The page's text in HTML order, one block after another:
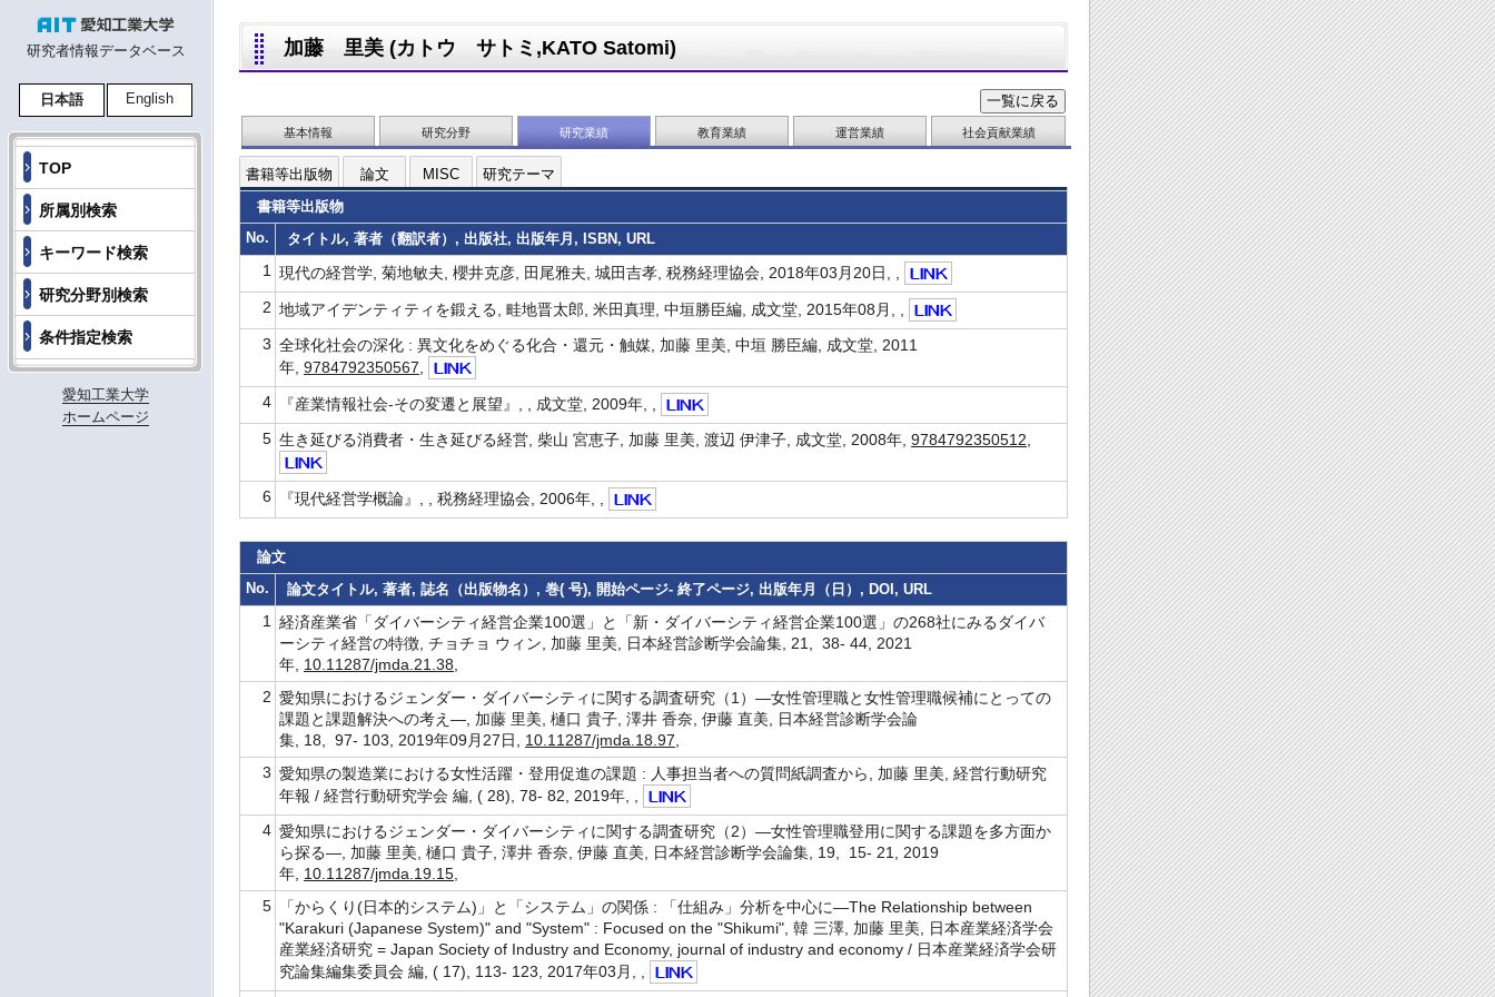
研究者情報データベース
日本語 English
TOP
所属別検索
キーワード検索
研究分野別検索
条件指定検索
愛知工業大学
ホームページ
加藤 里美 (カトウ サトミ,KATO Satomi)
基本情報 研究分野 研究業績 教育業績 運営業績 社会貢献業績
書籍等出版物 論文 MISC
研究テーマ
書籍等出版物
No.
タイトル, 著者（翻訳者）, 出版社, 出版年月, ISBN, URL
1
現代の経営学, 菊地敏夫, 櫻井克彦, 田尾雅夫, 城田吉孝, 税務経理協会, 2018年03月20日, ,
2 地域アイデンティティを鍛える, 畦地晋太郎, 米田真理, 中垣勝臣編, 成文堂, 2015年08月, ,
3 全球化社会の深化 : 異文化をめぐる化合・還元・触媒, 加藤 里美, 中垣 勝臣編, 成文堂, 2011
年, 9784792350567
4
『産業情報社会-その変遷と展望』, , 成文堂, 2009年, ,
5 生き延びる消費者・生き延びる経営, 柴山 宮恵子, 加藤 里美, 渡辺 伊津子, 成文堂, 2008年, 9784792350512
6 『現代経営学概論』, , 税務経理協会, 2006年, ,
論文
No.
論文タイトル, 著者, 誌名（出版物名）, 巻( 号), 開始ページ- 終了ページ, 出版年月（日）, DOI, URL
1
経済産業省「ダイバーシティ経営企業100選」と「新・ダイバーシティ経営企業100選」の268社にみるダイバ
ーシティ経営の特徴, チョチョ ウィン, 加藤 里美, 日本経営診断学会論集, 21, 38- 44, 2021
年, 10.11287/jmda.21.38
2 愛知県におけるジェンダー・ダイバーシティに関する調査研究（1）―女性管理職と女性管理職候補にとっての
課題と課題解決への考え―, 加藤 里美, 樋口 貴子, 澤井 香奈, 伊藤 直美, 日本経営診断学会論
集, 18, 97- 103, 2019年09月27日, 10.11287/jmda.18.97
3 愛知県の製造業における女性活躍・登用促進の課題 : 人事担当者への質問紙調査から, 加藤 里美, 経営行動研究
年報 / 経営行動研究学会 編, ( 28), 78- 82, 2019年, ,
4 愛知県におけるジェンダー・ダイバーシティに関する調査研究（2）―女性管理職登用に関する課題を多方面か
ら探る―, 加藤 里美, 樋口 貴子, 澤井 香奈, 伊藤 直美, 日本経営診断学会論集, 19, 15- 21, 2019
年, 10.11287/jmda.19.15
5
「からくり(日本的システム)」と「システム」の関係 : 「仕組み」分析を中心に—The Relationship between
"Karakuri (Japanese System)" and "System" : Focused on the "Shikumi", 韓 三澤, 加藤 里美, 日本産業経済学会
産業経済研究 = Japan Society of Industry and Economy, journal of industry and economy / 日本産業経済学会研
究論集編集委員会 編, ( 17), 113- 123, 2017年03月, ,